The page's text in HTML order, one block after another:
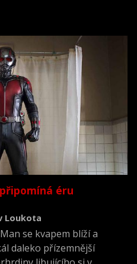
éru
Loukota
se kvapem blíží a
daleko přízemnější